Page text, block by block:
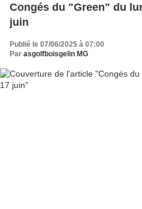
Congés du "Green" du
juin
Publié le 07/06/2025 à 07:00
Par asgolfboisgelin MG